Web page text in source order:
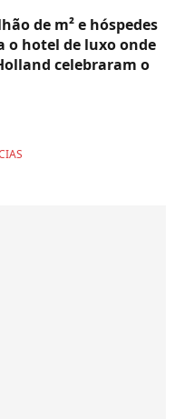
de m² e hóspedes
o hotel de luxo onde
celebraram o